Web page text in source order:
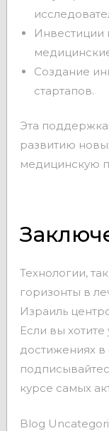
Инвестиции
Создание
стартапов.
Эта
развитию
медицинскую
Технологии,
горизонты в
Израиль
Если вы
достижениях в
курсе самых
Blog